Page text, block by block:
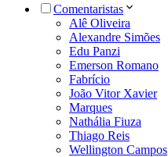
Comentaristas
Alê Oliveira
Alexandre Simões
Edu Panzi
Emerson Romano
Fabrício
João Vitor Xavier
Marques
Nathália Fiuza
Thiago Reis
Wellington Campos